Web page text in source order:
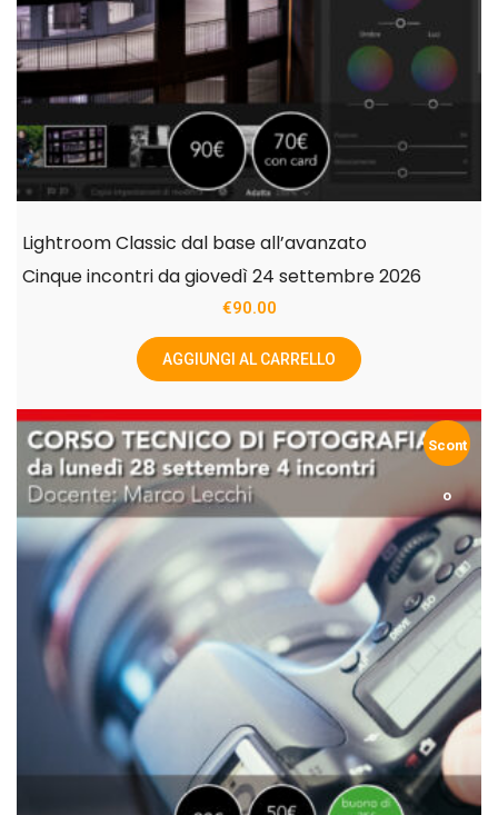
Lightroom Classic dal base all’avanzato
Cinque incontri da giovedì 24 settembre 2026
€90.00
AGGIUNGI AL CARRELLO
Scont
o